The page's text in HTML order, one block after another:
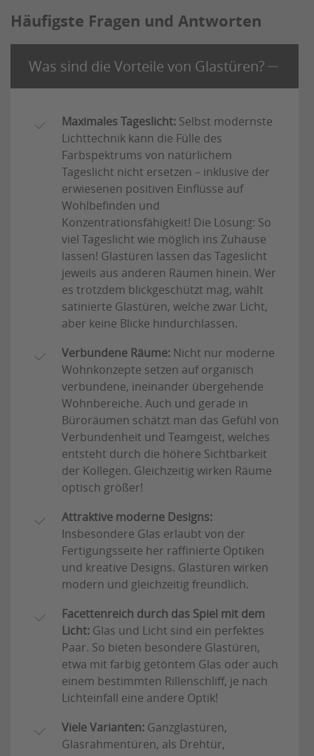
Häufigste Fragen und Antworten
Was sind die Vorteile von Glastüren?
Maximales Tageslicht: Selbst modernste
Lichttechnik kann die Fülle des
Farbspektrums von natürlichem
Tageslicht nicht ersetzen – inklusive der
erwiesenen positiven Einflüsse auf
Wohlbefinden und
Konzentrationsfähigkeit! Die Lösung: So
viel Tageslicht wie möglich ins Zuhause
lassen! Glastüren lassen das Tageslicht
jeweils aus anderen Räumen hinein. Wer
es trotzdem blickgeschützt mag, wählt
satinierte Glastüren, welche zwar Licht,
aber keine Blicke hindurchlassen.
Verbundene Räume: Nicht nur moderne
Wohnkonzepte setzen auf organisch
verbundene, ineinander übergehende
Wohnbereiche. Auch und gerade in
Büroräumen schätzt man das Gefühl von
Verbundenheit und Teamgeist, welches
entsteht durch die höhere Sichtbarkeit
der Kollegen. Gleichzeitig wirken Räume
optisch größer!
Attraktive moderne Designs:
Insbesondere Glas erlaubt von der
Fertigungsseite her raffinierte Optiken
und kreative Designs. Glastüren wirken
modern und gleichzeitig freundlich.
Facettenreich durch das Spiel mit dem
Licht: Glas und Licht sind ein perfektes
Paar. So bieten besondere Glastüren,
etwa mit farbig getöntem Glas oder auch
einem bestimmten Rillenschliff, je nach
Lichteinfall eine andere Optik!
Viele Varianten: Ganzglastüren,
Glasrahmentüren, als Drehtür,